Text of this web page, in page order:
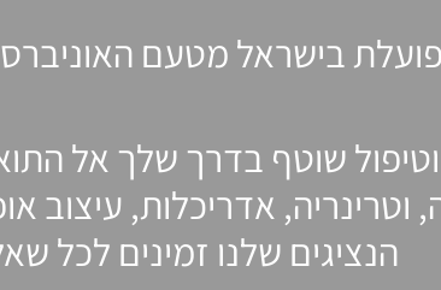
בישראל מטעם
שוטף בדרך שלך אל
וטרינריה, אדריכלות, עיצוב
הנציגים שלנו זמינים לכל